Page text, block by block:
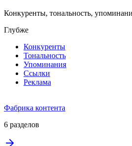
Конкуренты, тональность,
Глубже
Конкуренты
Тональность
Упоминания
Ссылки
Реклама
Фабрика контента
6 разделов